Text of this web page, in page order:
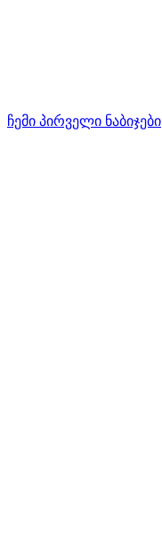
ჩემი პირველი ნაბიჯები